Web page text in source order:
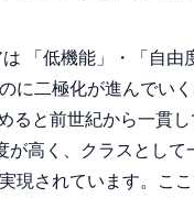
「低機能」・「自
に二極化が進んでい
と前世紀から一貫
が高く、クラスとし
現されています。こ